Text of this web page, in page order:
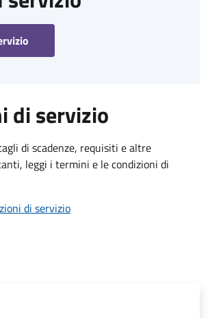
di servizio
di scadenze, requisiti e altre
leggi i termini e le condizioni di
di servizio